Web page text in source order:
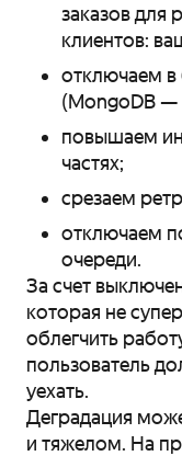
заказов для
клиентов:
отключаем в
(MongoDB —
повышаем
частях;
срезаем
отключаем
очереди.
За счет
которая не
облегчить
пользователь
уехать.
Деградация
и тяжелом. На